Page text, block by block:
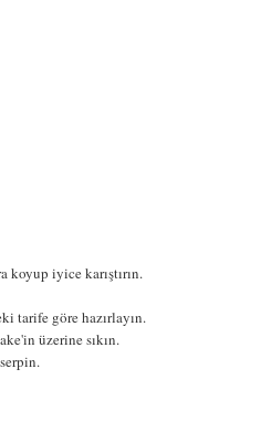
koyup iyice karıştırın.
tarife göre hazırlayın.
üzerine sıkın.